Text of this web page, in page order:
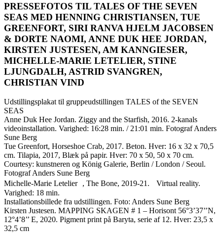
PRESSEFOTOS TIL TALES OF THE SEVEN
SEAS MED HENNING CHRISTIANSEN, TUE
GREENFORT, SIRI RANVA HJELM JACOBSEN
& DORTE NAOMI, ANNE DUK HEE JORDAN,
KIRSTEN JUSTESEN, AM KANNGIESER,
MICHELLE-MARIE LETELIER, STINE
LJUNGDALH, ASTRID SVANGREN,
CHRISTIAN VIND
Udstillingsplakat til gruppeudstillingen TALES of the SEVEN
SEAS
Anne Duk Hee Jordan. Ziggy and the Starfish, 2016. 2-kanals
videoinstallation. Varighed: 16:28 min. / 21:01 min. Fotograf Anders
Sune Berg
Tue Greenfort, Horseshoe Crab, 2017. Beton. Hver: 16 x 32 x 70,5
cm. Tilapia, 2017, Blæk på papir. Hver: 70 x 50, 50 x 70 cm.
Courtesy: kunstneren og König Galerie, Berlin / London / Seoul.
Fotograf Anders Sune Berg
Michelle-Marie Letelier , The Bone, 2019-21. Virtual reality.
Varighed: 18 min.
Installationsbillede fra udstillingen. Foto: Anders Sune Berg
Kirsten Justesen. MAPPING SKAGEN # 1 – Horisont 56°3’37’’N,
12°4’8’’ E, 2020. Pigment print på Baryta, serie af 12. Hver: 23,5 x
32,5 cm